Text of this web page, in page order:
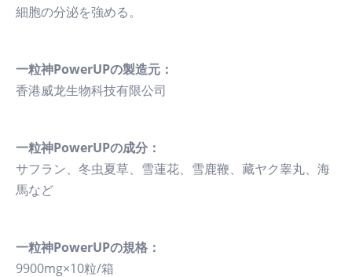
細胞の分泌を強める。
一粒神PowerUPの製造元：
香港威龙生物科技有限公司
一粒神PowerUPの成分：
サフラン、冬虫夏草、雪蓮花、雪鹿鞭、藏ヤク睾丸、海
馬など
一粒神PowerUPの規格：
9900mg×10粒/箱